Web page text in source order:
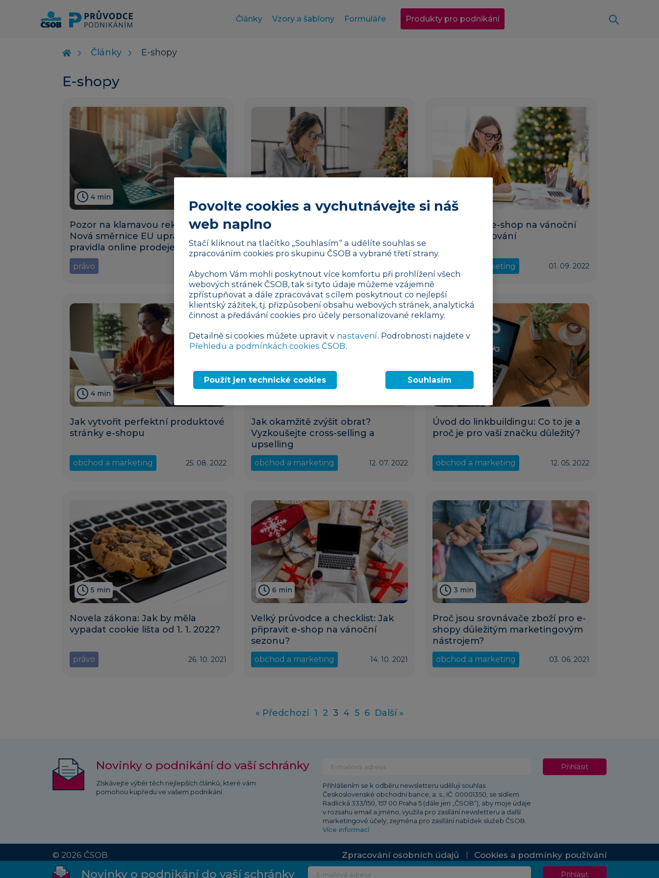
Články Vzory a šablony Formuláře Produkty pro podnikání
Články E-shopy
E-shopy
4 min
Pozor na klamavou reklamu:
Nová směrnice EU upravuje
pravidla online prodeje
právo
Jak připravit e-shop na vánoční
Jak připravit e-shop na vánoční
sezónu: Plánování
obchod a marketing 01. 09. 2022
4 min
Jak vytvořit perfektní produktové
stránky e-shopu
obchod a marketing 25. 08. 2022
Jak okamžitě zvýšit obrat?
Vyzkoušejte cross-selling a
upselling
obchod a marketing 12. 07. 2022
Úvod do linkbuildingu: Co to je a
proč je pro vaši značku důležitý?
obchod a marketing 12. 05. 2022
5 min
Novela zákona: Jak by měla
vypadat cookie lišta od 1. 1. 2022?
právo 26. 10. 2021
6 min
Velký průvodce a checklist: Jak
připravit e-shop na vánoční
sezonu?
obchod a marketing 14. 10. 2021
3 min
Proč jsou srovnávače zboží pro e-
shopy důležitým marketingovým
nástrojem?
obchod a marketing 03. 06. 2021
« Předchozí 1 2 3 4 5 6 Další »
Novinky o podnikání do vaší schránky
Získávejte výběr těch nejlepších článků, které vám
pomohou kupředu ve vašem podnikání.
Přihlášením se k odběru newsletteru uděluji souhlas
Československé obchodní bance, a. s., IČ: 00001350, se sídlem
Radlická 333/150, 157 00 Praha 5 (dále jen „ČSOB“), aby moje údaje
v rozsahu email a jméno, využila pro zasílání newsletteru a další
marketingové účely, zejména pro zasílání nabídek služeb ČSOB.
Více informací
Přihlásit
© 2026 ČSOB Zpracování osobních údajů Cookies a podmínky používání
Průvodce podnikáním | Vydává: Československá obchodní banka, a. s., Radlická 333/150, 150 57 Praha 5 | Redakce:pruvodcepodnikanim.info@csob.cz
| Vlastníkem portálu Průvodce podnikáním včetně autorských práv je ČSOB
Novinky o podnikání do vaší schránky Přihlásit
Povolte cookies a vychutnávejte si náš
web naplno
Stačí kliknout na tlačítko „Souhlasím“ a udělíte souhlas se
zpracováním cookies pro skupinu ČSOB a vybrané třetí strany.
Abychom Vám mohli poskytnout více komfortu při prohlížení všech
webových stránek ČSOB, tak si tyto údaje můžeme vzájemně
zpřístupňovat a dále zpracovávat s cílem poskytnout co nejlepší
klientský zážitek, tj. přizpůsobení obsahu webových stránek, analytická
činnost a předávání cookies pro účely personalizované reklamy.
Detailně si cookies můžete upravit v nastavení. Podrobnosti najdete v
Přehledu a podmínkách cookies ČSOB.
Použít jen technické cookies Souhlasím